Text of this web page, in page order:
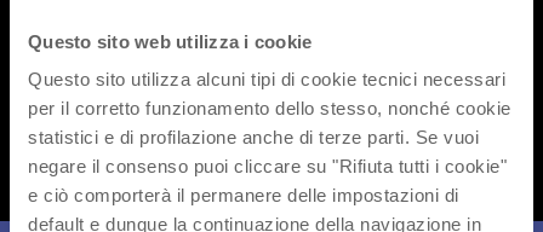
Questo sito web utilizza i cookie
Questo sito utilizza alcuni tipi di cookie tecnici necessari
per il corretto funzionamento dello stesso, nonché cookie
statistici e di profilazione anche di terze parti. Se vuoi
negare il consenso puoi cliccare su "Rifiuta tutti i cookie"
e ciò comporterà il permanere delle impostazioni di
default e dunque la continuazione della navigazione in
Condividi flix